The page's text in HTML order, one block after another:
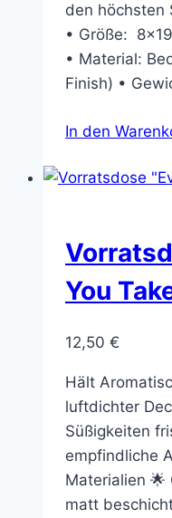
den höchsten
• Größe:
• Material:
Finish) •
In den
You
12,50 €
Hält
luftdichter
Süßigkeiten
empfindliche
Materialien
matt